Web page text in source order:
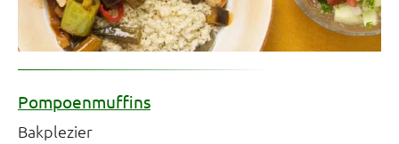
Pompoenmuffins
Bakplezier